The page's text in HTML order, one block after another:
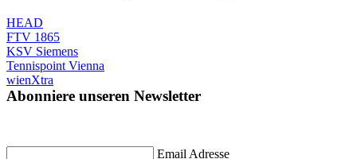
HEAD
FTV 1865
KSV Siemens
Tennispoint Vienna
wienXtra
Abonniere unseren Newsletter
Email Adresse